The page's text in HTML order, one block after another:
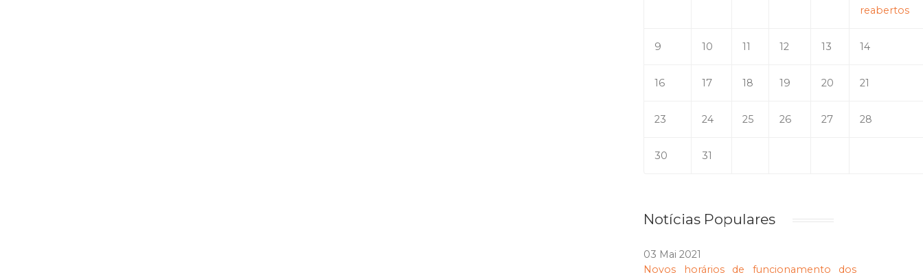
reabertos
9 10 11 12 13 14
16 17 18 19 20 21
23 24 25 26 27 28
30 31
Notícias Populares
03 Mai 2021
Novos horários de funcionamento dos